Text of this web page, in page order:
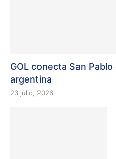
GOL conecta San
argentina
23 julio, 2026